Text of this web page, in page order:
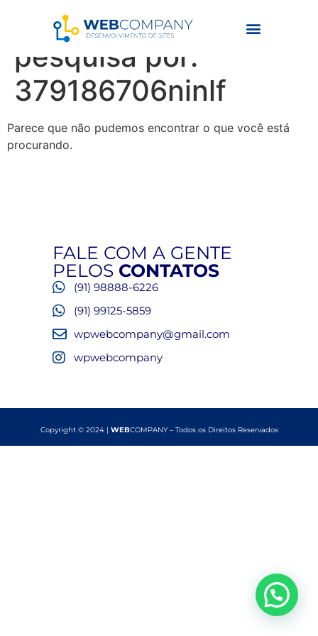
Resultados da
pesquisa por:
379186706ninlf
Parece que não pudemos encontrar o que você está
procurando.
FALE COM A GENTE
PELOS CONTATOS
(91) 98888-6226
(91) 99125-5859
wpwebcompany@gmail.com
wpwebcompany
Copyright © 2024 | WEBCOMPANY – Todos os Direitos Reservados